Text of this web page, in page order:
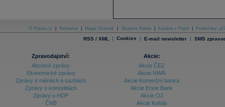
O Patria.cz Reklama Mapa Stránek Skupina Patria Kariéra v Patrii Podmínky
RSS / XML | Cookies | E-mail newsletter | SMS
Zpravodajství:
Akciové zprávy
Ekonomické zprávy
Zprávy o měnách a sazbách
Zprávy o komoditách
Zprávy o HDP
ČNB
Akcie:
Akcie ČEZ
Akcie NWR
Akcie Komerční banka
Akcie Erste Bank
Akcie O2
Akcie Kofola